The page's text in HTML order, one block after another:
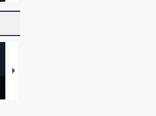
【推广】走进第四届链博